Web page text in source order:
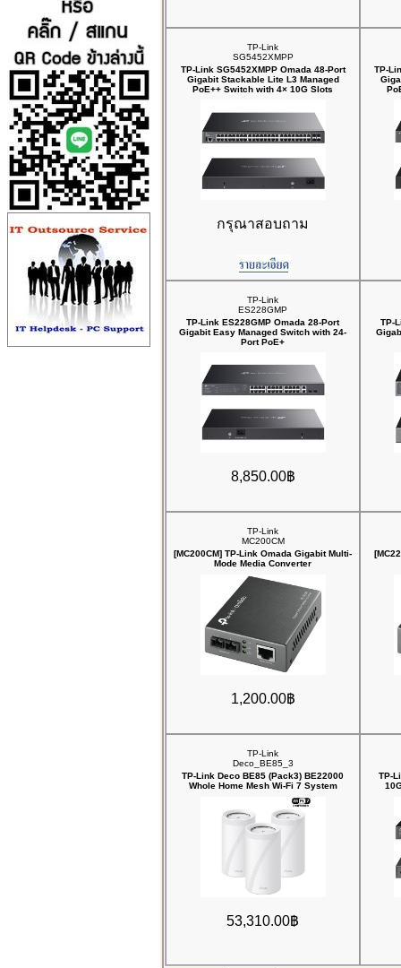
TP-Link
SG5452XMPP
TP-Link SG5452XMPP Omada 48-Port
Gigabit Stackable Lite L3 Managed
PoE++ Switch with 4× 10G Slots
กรุณาสอบถาม
TP-
TP-Link
ES228GMP
TP-Link ES228GMP Omada 28-Port
Gigabit Easy Managed Switch with 24-
Port PoE+
8,850.00฿
TP-
TP-Link
MC200CM
[MC200CM] TP-Link Omada Gigabit Multi-
Mode Media Converter
1,200.00฿
TP-Link
Deco_BE85_3
TP-Link Deco BE85 (Pack3) BE22000
Whole Home Mesh Wi-Fi 7 System
53,310.00฿
TP-